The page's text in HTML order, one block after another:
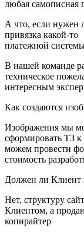
любая самописная
А что, если нужен
привязка какой-то
платежной
В нашей команде
техническое
интересным
Как создаются
Изображения мы
сформировать ТЗ к
можем провести
стоимость
Должен ли Клиент
Нет, структуру
Клиентом, а
копирайтер